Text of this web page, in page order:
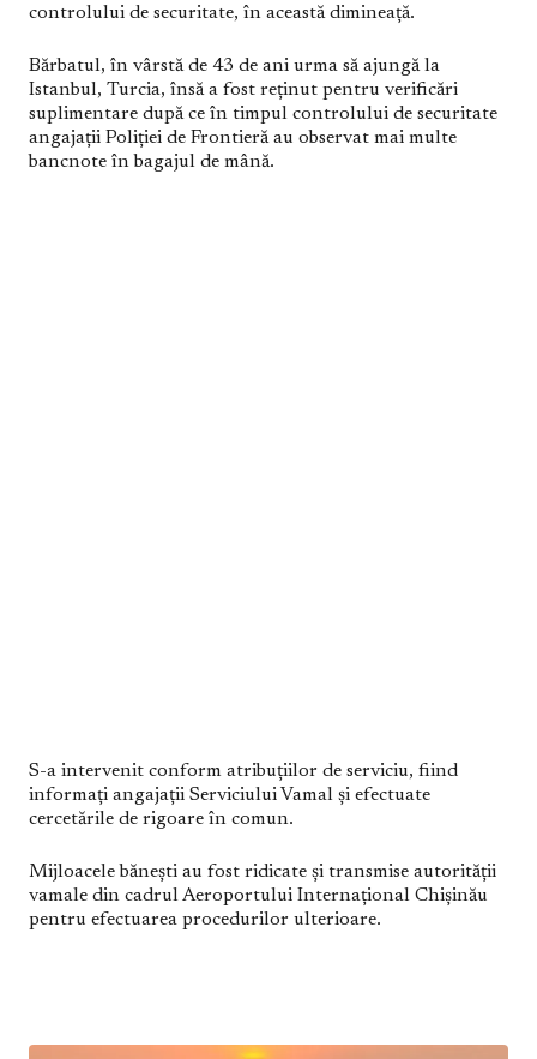
controlului de securitate, în această dimineață.
Bărbatul, în vârstă de 43 de ani urma să ajungă la
Istanbul, Turcia, însă a fost reținut pentru verificări
suplimentare după ce în timpul controlului de securitate
angajații Poliției de Frontieră au observat mai multe
bancnote în bagajul de mână.
S-a intervenit conform atribuțiilor de serviciu, fiind
informați angajații Serviciului Vamal și efectuate
cercetările de rigoare în comun.
Mijloacele bănești au fost ridicate și transmise autorității
vamale din cadrul Aeroportului Internațional Chișinău
pentru efectuarea procedurilor ulterioare.